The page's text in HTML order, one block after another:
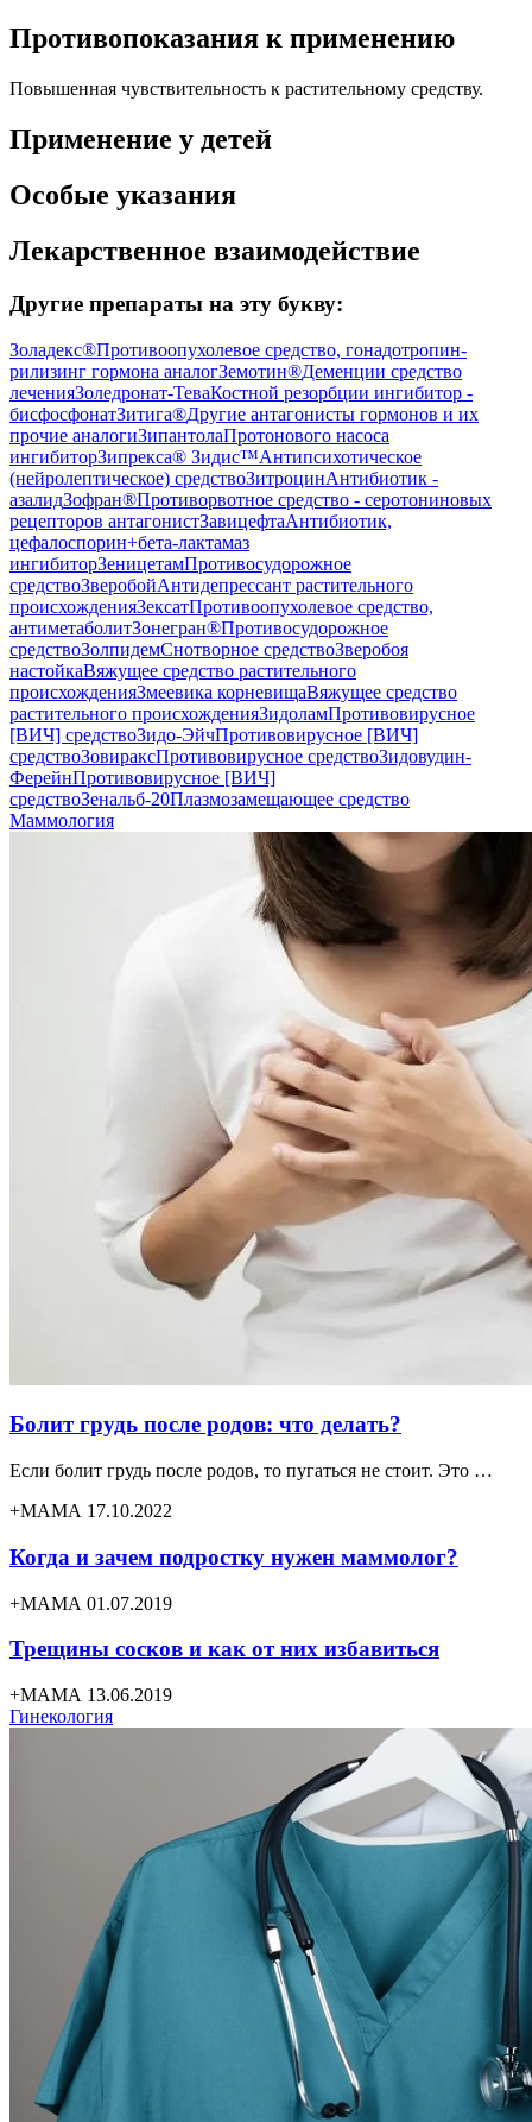
Противопоказания к применению
Повышенная чувствительность к растительному средству.
Применение у детей
Особые указания
Лекарственное взаимодействие
Другие препараты на эту букву:
Золадекс®Противоопухолевое средство, гонадотропин-
рилизинг гормона аналогЗемотин®Деменции средство
леченияЗоледронат-ТеваКостной резорбции ингибитор -
бисфосфонатЗитига®Другие антагонисты гормонов и их
прочие аналогиЗипантолаПротонового насоса
ингибиторЗипрекса® Зидис™Антипсихотическое
(нейролептическое) средствоЗитроцинАнтибиотик -
азалидЗофран®Противорвотное средство - серотониновых
рецепторов антагонистЗавицефтаАнтибиотик,
цефалоспорин+бета-лактамаз
ингибиторЗеницетамПротивосудорожное
средствоЗверобойАнтидепрессант растительного
происхожденияЗексатПротивоопухолевое средство,
антиметаболитЗонегран®Противосудорожное
средствоЗолпидемСнотворное средствоЗверобоя
настойкаВяжущее средство растительного
происхожденияЗмеевика корневищаВяжущее средство
растительного происхожденияЗидоламПротивовирусное
[ВИЧ] средствоЗидо-ЭйчПротивовирусное [ВИЧ]
средствоЗовираксПротивовирусное средствоЗидовудин-
ФерейнПротивовирусное [ВИЧ]
средствоЗенальб-20Плазмозамещающее средство
Маммология
Болит грудь после родов: что делать?
Если болит грудь после родов, то пугаться не стоит. Это …
+МАМА 17.10.2022
Когда и зачем подростку нужен маммолог?
+МАМА 01.07.2019
Трещины сосков и как от них избавиться
+МАМА 13.06.2019
Гинекология